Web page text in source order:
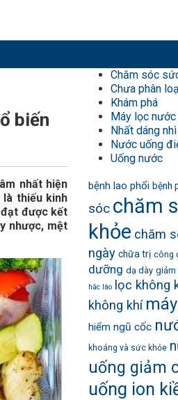
biến
nhất hiện
thiếu kinh
được kết
nhược, mệt
Chăm sóc
Chưa phân
Khám phá
Máy lọc nước
Nhất dáng
Nước uống
Uống nước
bệnh lao phổi bệnh
sóc chăm
khỏe chăm
ngày chữa trị công
dưỡng dạ dày giảm
hắc lào lọc không
không khí
hiểm ngũ cốc
khoáng và sức khỏe
uống giảm
uống ion